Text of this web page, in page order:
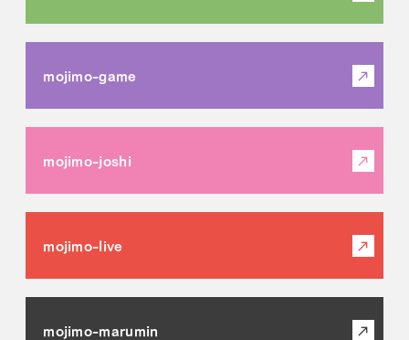
mojimo-game
mojimo-joshi
mojimo-live
mojimo-marumin